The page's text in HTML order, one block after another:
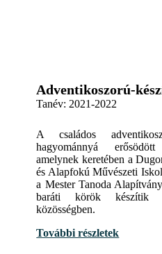
Adventikoszorú-
Tanév: 2021-2022
A családos
hagyománnyá
amelynek keretében a
és Alapfokú Művészeti
a Mester Tanoda
baráti körök készítik
közösségben.
További részletek